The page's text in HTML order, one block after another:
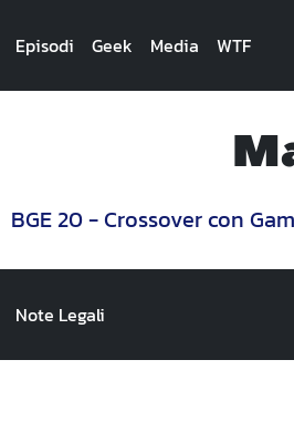
Episodi Geek Media WTF
BGE 20 - Crossover con
Note Legali